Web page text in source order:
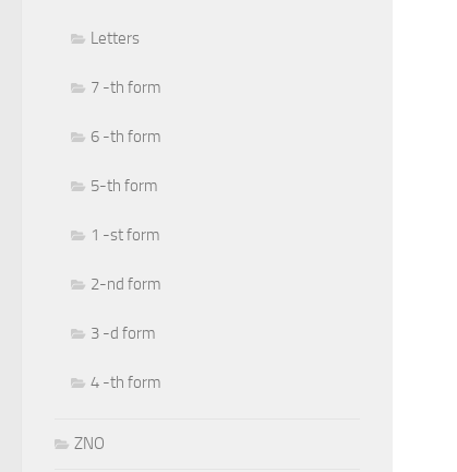
Letters
7 -th form
6 -th form
5-th form
1 -st form
2-nd form
3 -d form
4 -th form
ZNO